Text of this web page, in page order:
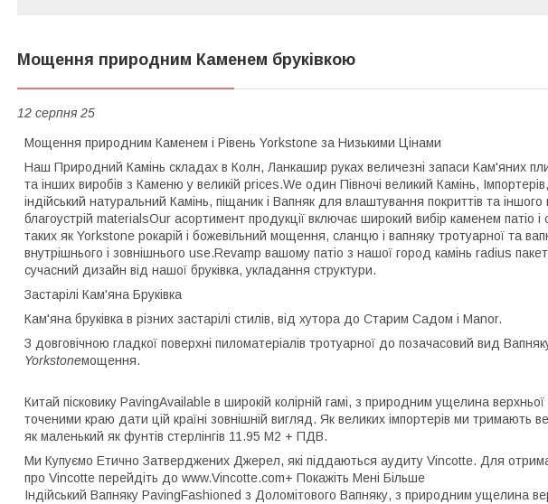
Мощення природним Каменем бруківкою
12 серпня 25
Мощення природним Каменем і Рівень Yorkstone за Низькими Цінами
Наш Природний Камінь складах в Колн, Ланкашир руках величезні запаси Кам'яних
та інших виробів з Каменю у великій prices.We один Півночі великий Камінь,
індійський натуральний Камінь, піщаник і Вапняк для влаштування покриттів та
благоустрій materialsOur асортимент продукції включає широкий вибір каменем патіо і
таких як Yorkstone рокарій і божевільний мощення, сланцю і вапняку тротуарної та
внутрішнього і зовнішнього use.Revamp вашому патіо з нашої город камінь radius
сучасний дизайн від нашої бруківка, укладання структури.
Застарілі Кам'яна Бруківка
Кам'яна бруківка в різних застарілі стилів, від хутора до Старим Садом і Manor.
З довговічною гладкої поверхні пиломатеріалів тротуарної до позачасовий вид
Yorkstoneмощення.
Китай пісковику PavingAvailable в широкій колірній гамі, з природним ущелина
точеними краю дати цій країні зовнішній вигляд. Як великих імпортерів ми тримають
як маленький як фунтів стерлінгів 11.95 М2 + ПДВ.
Ми Купуємо Етично Затверджених Джерел, які піддаються аудиту Vincotte. Для
про Vincotte перейдіть до www.Vincotte.com+ Покажіть Мені Більше
Індійський Вапняку PavingFashioned з Доломітового Вапняку, з природним ущелина